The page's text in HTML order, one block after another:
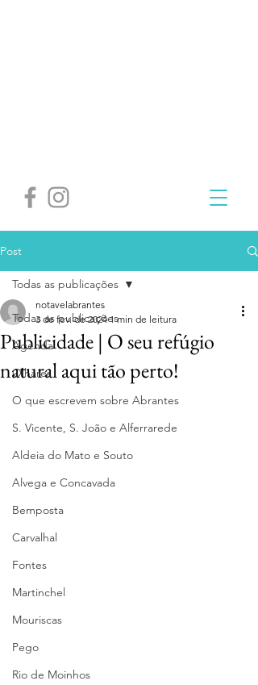
Post
Todas as publicações
Agenda
Olhares
O que escrevem sobre Abrantes
S. Vicente, S. João e Alferrarede
Aldeia do Mato e Souto
Alvega e Concavada
Bemposta
Carvalhal
Fontes
Martinchel
Mouriscas
Pego
Rio de Moinhos
Todas as publicações
Publicidade | O seu refúgio
natural aqui tão perto!
notavelabrantes
3 de fev. de 2024 1 min de leitura